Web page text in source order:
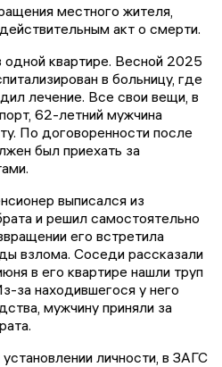
местного жителя,
акт о смерти.
квартире. Весной 2025
в больницу, где
лечение. Все свои вещи, в
62-летний мужчина
По договоренности после
был приехать за
выписался из
и решил самостоятельно
его встретила
взлома. Соседи рассказали
в его квартире нашли труп
за находившегося у него
мужчину приняли за
личности, в ЗАГС